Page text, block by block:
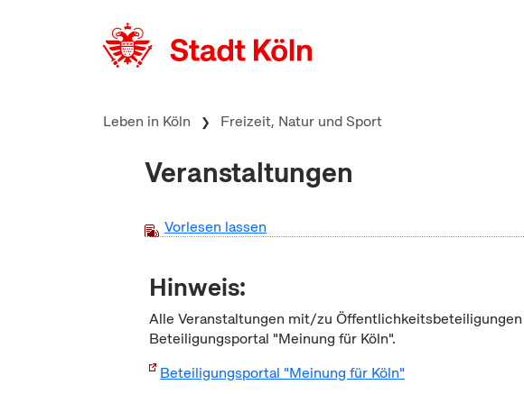
Leben in Köln Freizeit, Natur und Sport
Veranstaltungen
Vorlesen lassen
Hinweis:
Alle Veranstaltungen mit/zu Öffentlichkeitsbeteiligungen
Beteiligungsportal "Meinung für Köln".
Beteiligungsportal "Meinung für Köln"